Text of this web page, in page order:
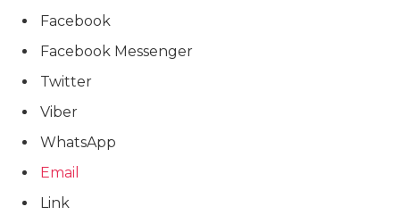
Facebook
Facebook Messenger
Twitter
Viber
WhatsApp
Email
Link